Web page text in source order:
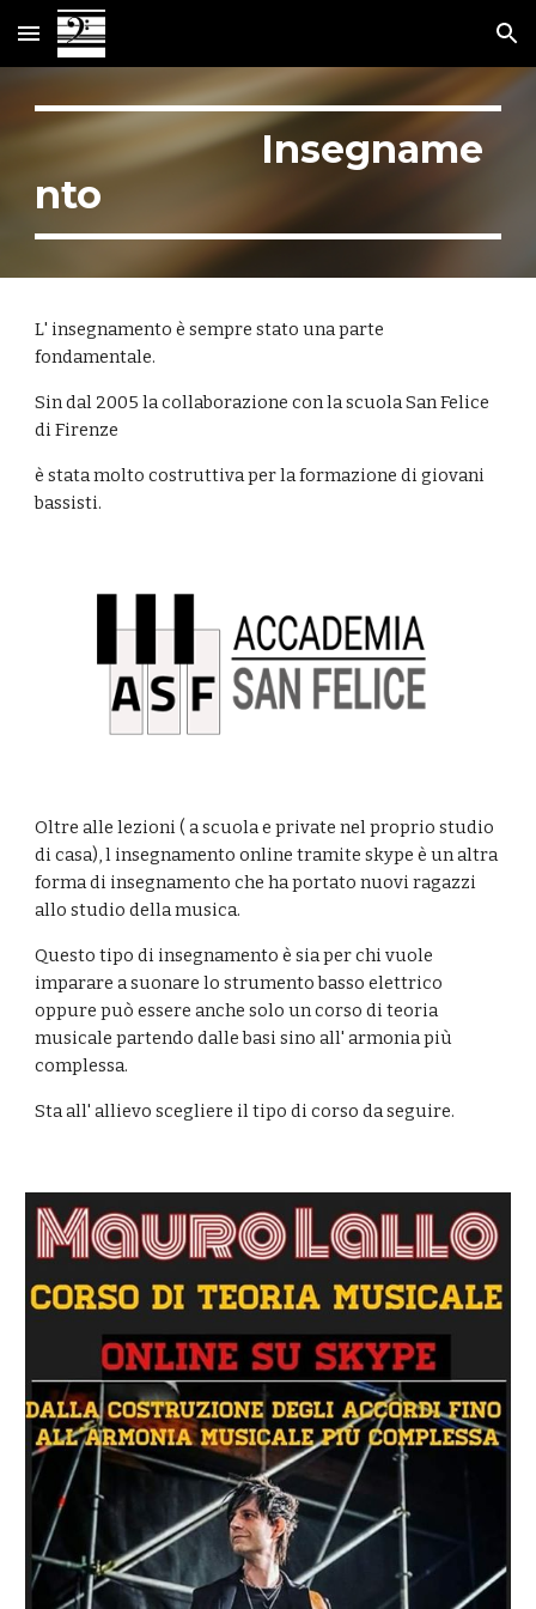
Skip to main content Skip to navigation
Insegname
nto
L' insegnamento è sempre stato una parte
fondamentale.
Sin dal 2005 la collaborazione con la scuola San Felice
di Firenze
è stata molto costruttiva per la formazione di giovani
bassisti.
Oltre alle lezioni ( a scuola e private nel proprio studio
di casa), l insegnamento online tramite skype è un altra
forma di insegnamento che ha portato nuovi ragazzi
allo studio della musica.
Questo tipo di insegnamento è sia per chi vuole
imparare a suonare lo strumento basso elettrico
oppure può essere anche solo un corso di teoria
musicale partendo dalle basi sino all' armonia più
complessa.
Sta all' allievo scegliere il tipo di corso da seguire.